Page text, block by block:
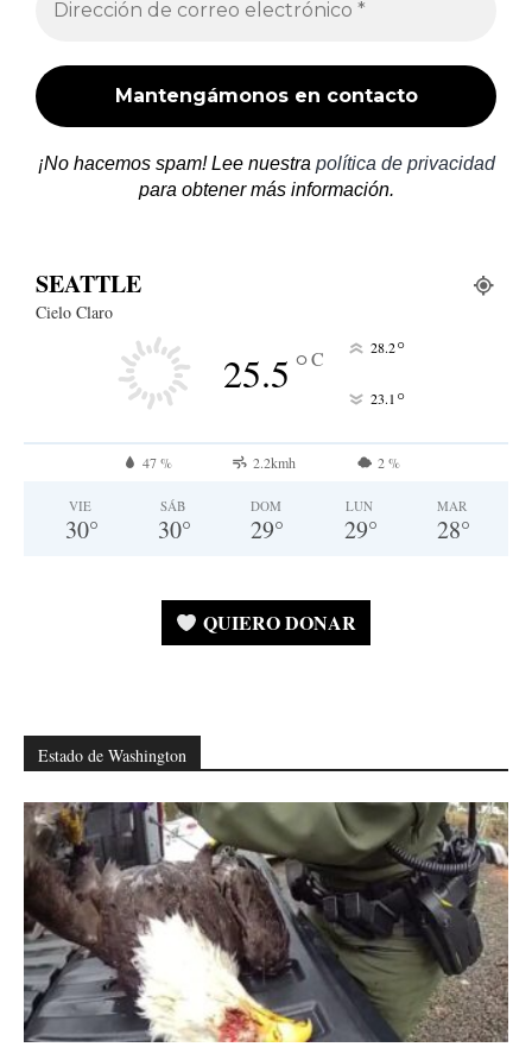
¡No hacemos spam! Lee nuestra política de privacidad
para obtener más información.
SEATTLE
Cielo Claro
25.5°C 28.2°
23.1°
47 % 2.2kmh 2 %
VIE
30°
SÁB
30°
DOM
29°
LUN
29°
MAR
28°
QUIERO DONAR
Estado de Washington